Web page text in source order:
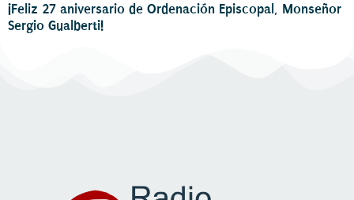
¡Feliz 27 aniversario de Ordenación Episcopal, Monseñor
Sergio Gualberti!